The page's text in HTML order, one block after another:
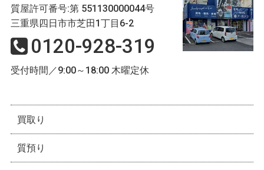
質屋許可番号:第 551130000044号
三重県四日市市芝田1丁目6-2
0120-928-319
受付時間／9:00～18:00 木曜定休
買取り
質預り